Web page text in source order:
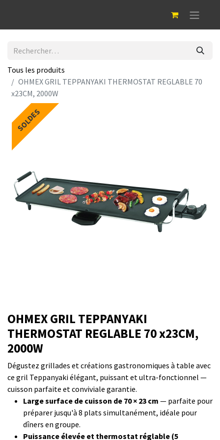
Tous les produits
OHMEX GRIL TEPPANYAKI THERMOSTAT REGLABLE 70
x23CM, 2000W
SOLDES
OHMEX GRIL TEPPANYAKI
THERMOSTAT REGLABLE 70 x23CM,
2000W
Dégustez grillades et créations gastronomiques à table avec
ce gril Teppanyaki élégant, puissant et ultra-fonctionnel —
cuisson parfaite et conviviale garantie.
Large surface de cuisson de 70 × 23 cm — parfaite pour
préparer jusqu'à 8 plats simultanément, idéale pour
dîners en groupe.
Puissance élevée et thermostat réglable (5